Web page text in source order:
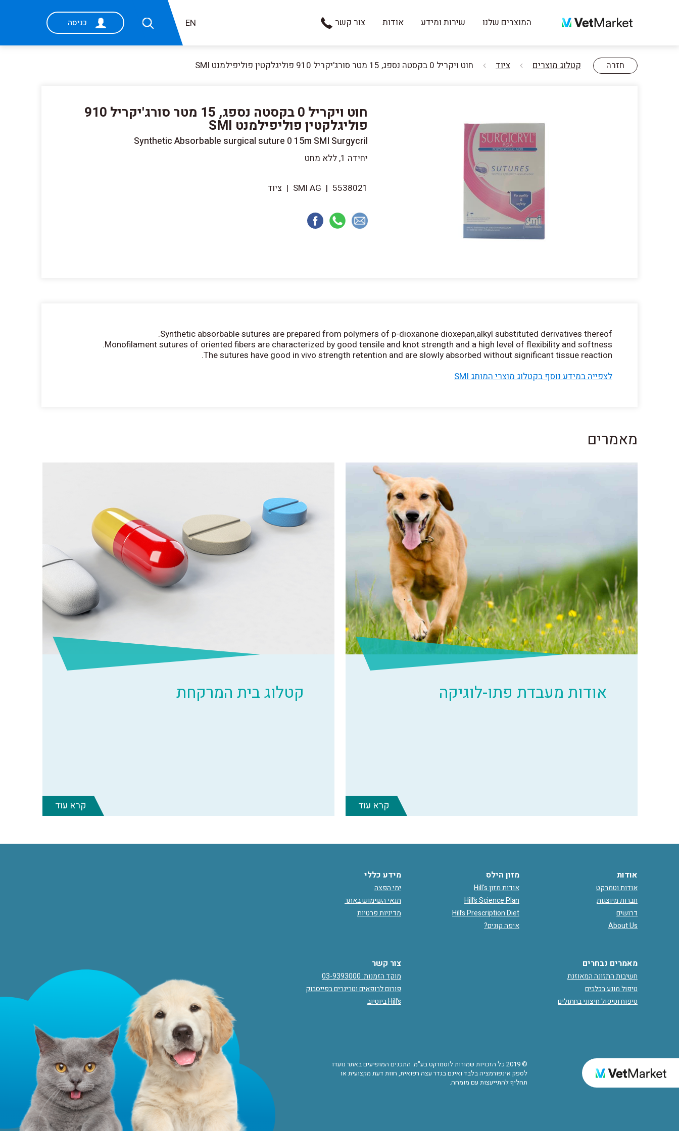
המוצרים שלנו שירות ומידע אודות צור קשר EN כניסה
חזרה קטלוג מוצרים ציוד חוט ויקריל 0 בקסטה נספג, 15 מטר סורג'יקריל 910 פוליגלקטין פוליפילמנט SMI
חוט ויקריל 0 בקסטה נספג, 15 מטר סורג'יקריל 910
פוליגלקטין פוליפילמנט SMI
Synthetic Absorbable surgical suture 0 15m SMI Surgycril
יחידה 1, ללא מחט
5538021
|
SMI AG
| ציוד
Synthetic absorbable sutures are prepared from polymers of p-dioxanone dioxepan,alkyl substituted derivatives thereof.
Monofilament sutures of oriented fibers are characterized by good tensile and knot strength and a high level of flexibility and softness.
The sutures have good in vivo strength retention and are slowly absorbed without significant tissue reaction.
לצפייה במידע נוסף בקטלוג מוצרי המותג SMI
מאמרים
אודות מעבדת פתו-לוגיקה
קרא עוד
קטלוג בית המרקחת
קרא עוד
אודות
אודות וטמרקט
חברות מיוצגות
דרושים
About Us
מזון הילס
אודות מזון Hill's
Hill’s Science Plan
Hill’s Prescription Diet
איפה קונים?
מידע כללי
ימי הפצה
תנאי השימוש באתר
מדיניות פרטיות
מאמרים נבחרים
חשיבות התזונה המאוזנת
טיפול מונע בכלבים
טיפוח וטיפול חיצוני בחתולים
צור קשר
מוקד הזמנות: 03-9393000
פורום לרופאים וטרינרים בפייסבוק
Hill’s ביוטיוב
© 2019 כל הזכויות שמורות לוטמרקט בע"מ. התכנים המופיעים באתר נועדו
לספק אינפורמציה בלבד ואינם בגדר עצה רפואית, חוות דעת מקצועית או
תחליף להתייעצות עם מומחה.